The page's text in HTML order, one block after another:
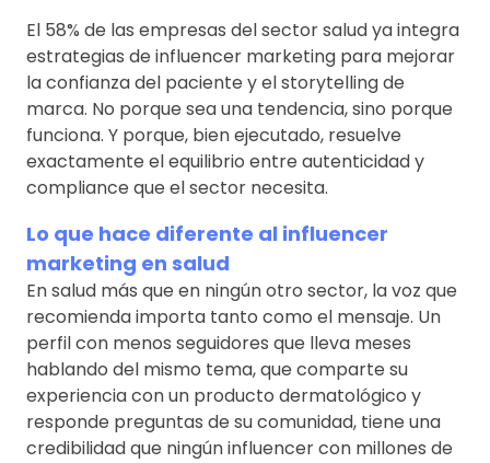
El 58% de las empresas del sector salud ya integra
estrategias de influencer marketing para mejorar
la confianza del paciente y el storytelling de
marca. No porque sea una tendencia, sino porque
funciona. Y porque, bien ejecutado, resuelve
exactamente el equilibrio entre autenticidad y
compliance que el sector necesita.
Lo que hace diferente al influencer
marketing en salud
En salud más que en ningún otro sector, la voz que
recomienda importa tanto como el mensaje. Un
perfil con menos seguidores que lleva meses
hablando del mismo tema, que comparte su
experiencia con un producto dermatológico y
responde preguntas de su comunidad, tiene una
credibilidad que ningún influencer con millones de